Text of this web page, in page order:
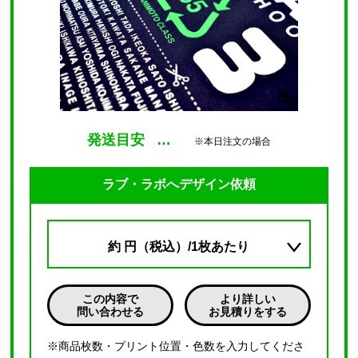
発送目安 … ※本日注文の場合
ラブ・ラボへデザイン依頼
約 円（税込）/1枚あたり
この内容で
問い合わせる
より詳しい
お見積りをする
※商品枚数・プリント位置・色数を入力してくださ